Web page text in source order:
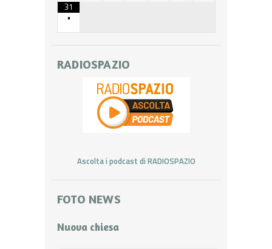
31
•
RADIOSPAZIO
Ascolta i podcast di RADIOSPAZIO
FOTO NEWS
Nuova chiesa